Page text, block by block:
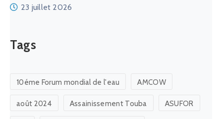
23 juillet 2026
Tags
10éme Forum mondial de l'eau AMCOW
août 2024 Assainissement Touba ASUFOR